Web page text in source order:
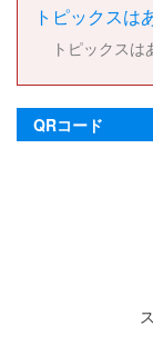
トピックスは
トピックスは
QRコード